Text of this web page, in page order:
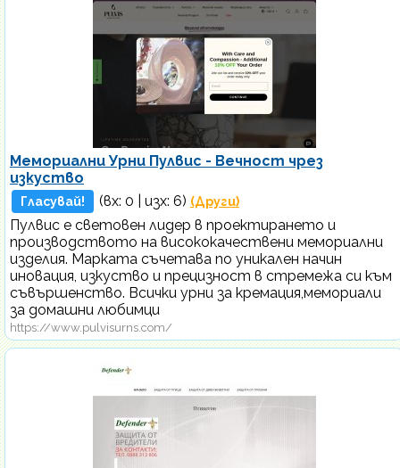
Мемориални Урни Пулвис - Вечност чрез
изкуство
Гласувай! (вх: 0 | изх: 6) (Други)
Пулвис е световен лидер в проектирането и
производството на висококачествени мемориални
изделия. Марката съчетава по уникален начин
иновация, изкуство и прецизност в стремежа си към
съвършенство. Всички урни за кремация,мемориали
за домашни любимци
https://www.pulvisurns.com/